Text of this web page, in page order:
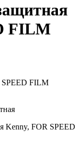
FILM
SPEED FILM
Kenny, FOR SPEED